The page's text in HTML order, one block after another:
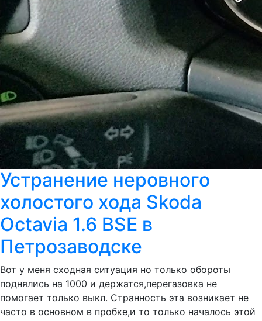
Устранение неровного
холостого хода Skoda
Octavia 1.6 BSE в
Петрозаводске
Вот у меня сходная ситуация но только обороты
поднялись на 1000 и держатся,перегазовка не
помогает только выкл. Странность эта возникает не
часто в основном в пробке,и то только началось этой